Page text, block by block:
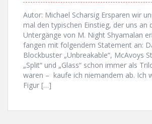
Autor: Michael Scharsig Ersparen wir
mal den typischen Einstieg, der uns an
Untergänge von M. Night Shyamalan
fangen mit folgendem Statement an:
Blockbuster „Unbreakable“, McAvoys
„Split“ und „Glass“ schon immer als
waren – kaufe ich niemandem ab. Ich
Figur […]